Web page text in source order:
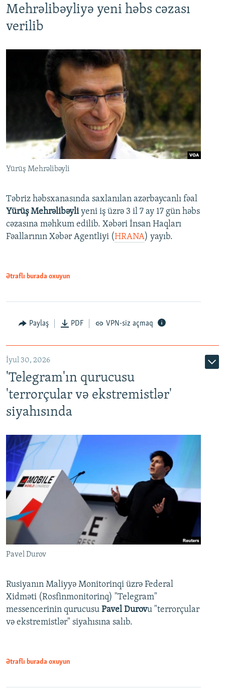
Mehrəlibəyliyə yeni həbs cəzası
verilib
Yürüş Mehrəlibəyli
Təbriz həbsxanasında saxlanılan azərbaycanlı fəal
Yürüş Mehrəlibəyliyeni iş üzrə 3 il 7 ay 17 gün həbs
cəzasına məhkum edilib. Xəbəri İnsan Haqları
Fəallarının Xəbər Agentliyi (HRANA) yayıb.
Ətraflı burada oxuyun
Paylaş PDF VPN-siz açmaq
İyul 30, 2026
'Telegram'ın qurucusu
'terrorçular və ekstremistlər'
siyahısında
Pavel Durov
Rusiyanın Maliyyə Monitorinqi üzrə Federal
Xidməti (Rosfinmonitorinq) "Telegram"
messencerinin qurucusu Pavel Durovu "terrorçular
və ekstremistlər" siyahısına salıb.
Ətraflı burada oxuyun